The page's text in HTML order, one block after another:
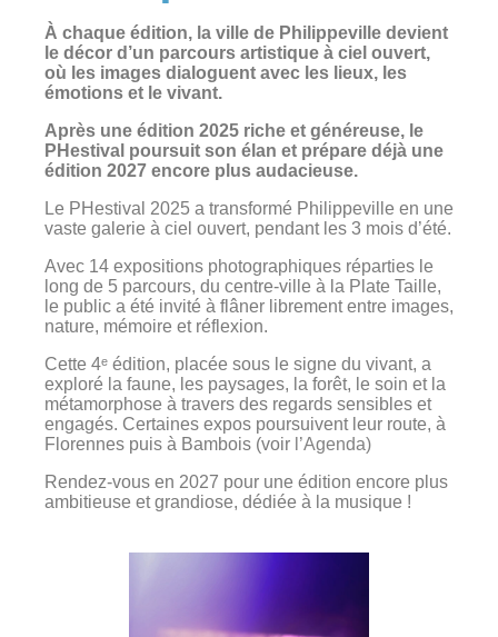
À chaque édition, la ville de Philippeville devient
le décor d’un parcours artistique à ciel ouvert,
où les images dialoguent avec les lieux, les
émotions et le vivant.
Après une édition 2025 riche et généreuse, le
PHestival poursuit son élan et prépare déjà une
édition 2027 encore plus audacieuse.
Le PHestival 2025 a transformé Philippeville en une
vaste galerie à ciel ouvert, pendant les 3 mois d’été.
Avec 14 expositions photographiques réparties le
long de 5 parcours, du centre-ville à la Plate Taille,
le public a été invité à flâner librement entre images,
nature, mémoire et réflexion.
Cette 4ᵉ édition, placée sous le signe du vivant, a
exploré la faune, les paysages, la forêt, le soin et la
métamorphose à travers des regards sensibles et
engagés. Certaines expos poursuivent leur route, à
Florennes puis à Bambois (voir l’Agenda)
Rendez-vous en 2027 pour une édition encore plus
ambitieuse et grandiose, dédiée à la musique !